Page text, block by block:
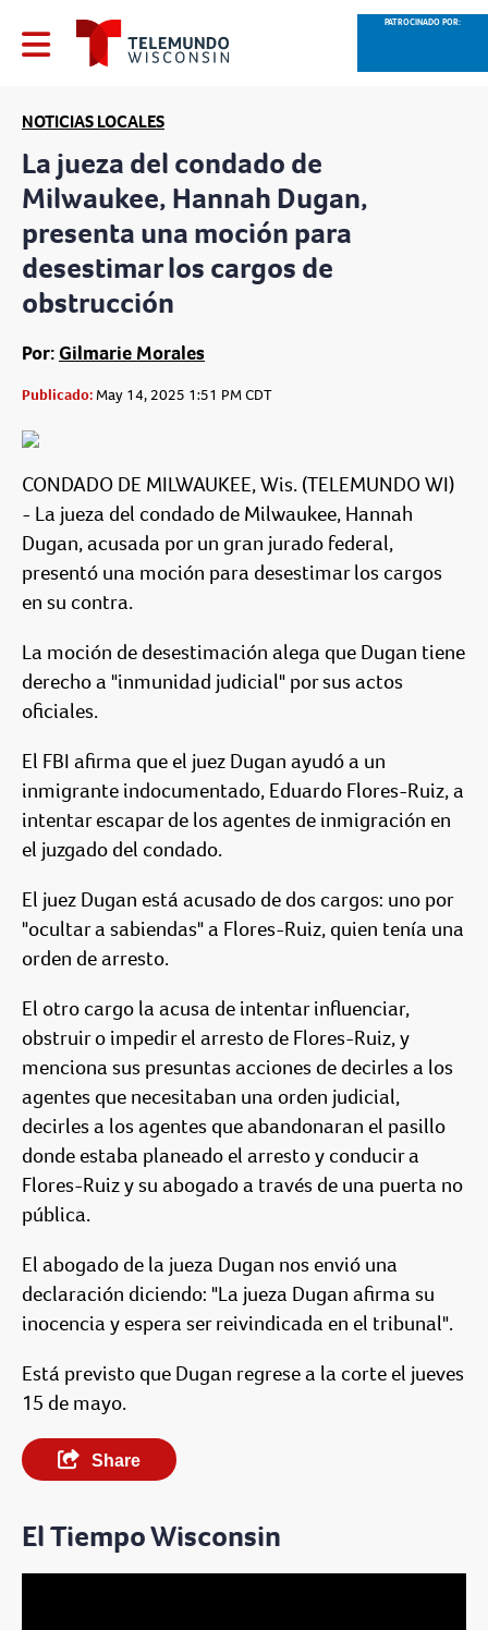
PATROCINADO POR:
NOTICIAS LOCALES
La jueza del condado de
Milwaukee, Hannah Dugan,
presenta una moción para
desestimar los cargos de
obstrucción
Por: Gilmarie Morales
Publicado: May 14, 2025 1:51 PM CDT
CONDADO DE MILWAUKEE, Wis. (TELEMUNDO WI)
- La jueza del condado de Milwaukee, Hannah
Dugan, acusada por un gran jurado federal,
presentó una moción para desestimar los cargos
en su contra.
La moción de desestimación alega que Dugan tiene
derecho a "inmunidad judicial" por sus actos
oficiales.
El FBI afirma que el juez Dugan ayudó a un
inmigrante indocumentado, Eduardo Flores-Ruiz, a
intentar escapar de los agentes de inmigración en
el juzgado del condado.
El juez Dugan está acusado de dos cargos: uno por
"ocultar a sabiendas" a Flores-Ruiz, quien tenía una
orden de arresto.
El otro cargo la acusa de intentar influenciar,
obstruir o impedir el arresto de Flores-Ruiz, y
menciona sus presuntas acciones de decirles a los
agentes que necesitaban una orden judicial,
decirles a los agentes que abandonaran el pasillo
donde estaba planeado el arresto y conducir a
Flores-Ruiz y su abogado a través de una puerta no
pública.
El abogado de la jueza Dugan nos envió una
declaración diciendo: "La jueza Dugan afirma su
inocencia y espera ser reivindicada en el tribunal".
Está previsto que Dugan regrese a la corte el jueves
15 de mayo.
Share
El Tiempo Wisconsin